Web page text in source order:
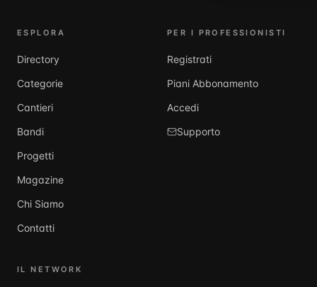
ESPLORA
Directory
Categorie
Cantieri
Bandi
Progetti
Magazine
Chi Siamo
Contatti
PER I PROFESSIONISTI
Registrati
Piani Abbonamento
Accedi
Supporto
IL NETWORK